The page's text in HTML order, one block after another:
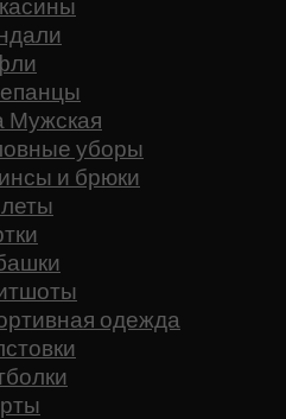
Мужская
уборы
и брюки
одежда